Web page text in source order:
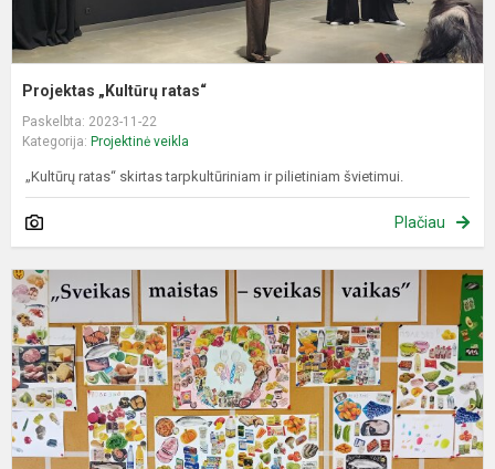
Projektas „Kultūrų ratas“
Paskelbta: 2023-11-22
Kategorija: Projektinė veikla
„Kultūrų ratas“ skirtas tarpkultūriniam ir pilietiniam švietimui.
Plačiau